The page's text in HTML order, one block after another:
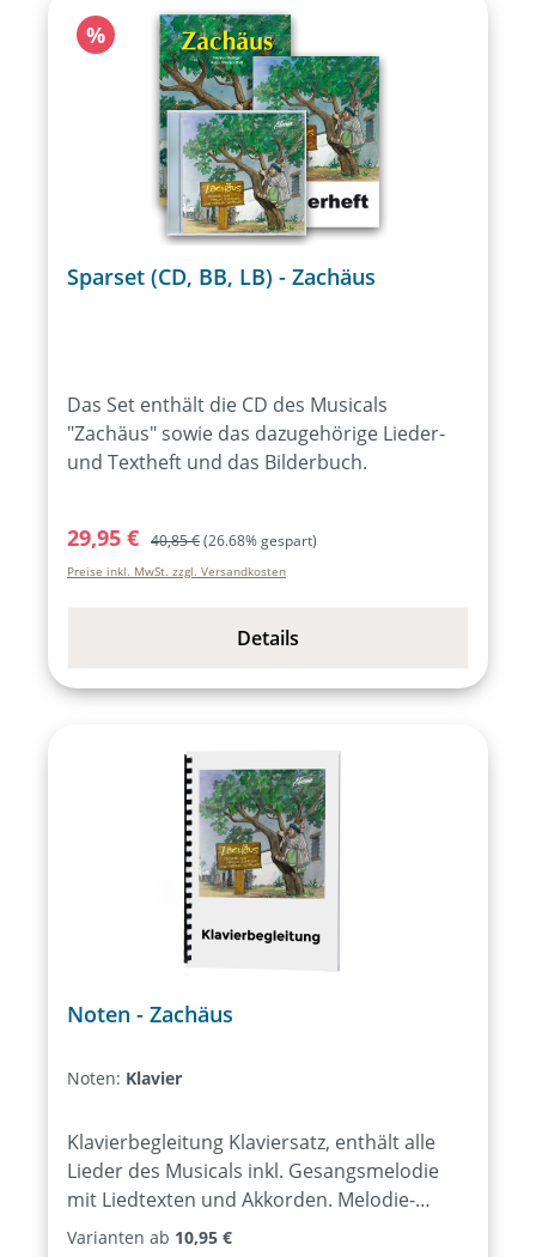
Rabatt
%
Sparset (CD, BB, LB) - Zachäus
Das Set enthält die CD des Musicals
"Zachäus" sowie das dazugehörige Lieder-
und Textheft und das Bilderbuch.
Verkaufspreis:
29,95 € Regulärer Preis:
40,85 €(26.68% gespart)
Preise inkl. MwSt. zzgl. Versandkosten
Details
Noten - Zachäus
Noten: Klavier
Klavierbegleitung Klaviersatz, enthält alle
Lieder des Musicals inkl. Gesangsmelodie
mit Liedtexten und Akkorden. Melodie-
Instrumente Stimme für Melodie-
Varianten ab 10,95 €